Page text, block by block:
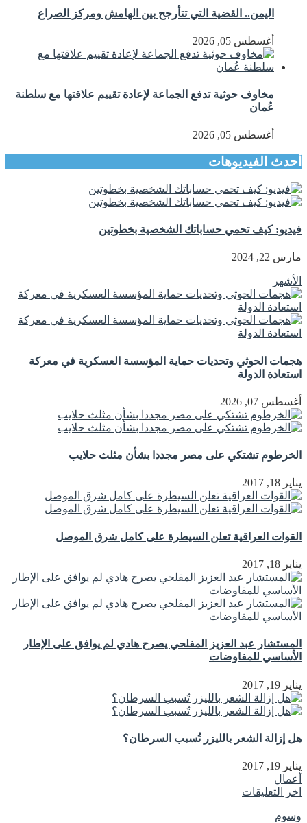
اليمن.. القضية التي تتأرجح بين الهامش ومركز الصراع
أغسطس 05, 2026
مخاوف حوثية تدفع الجماعة لإعادة تقييم علاقتها مع سلطنة
عُمان
أغسطس 05, 2026
أحدث الفيديوهات
فيديو: كيف تحمي حساباتك الشخصية بخطوتين
مارس 22, 2024
الأشهر
هجمات الحوثي وتحديات حماية المؤسسة العسكرية في معركة
استعادة الدولة
أغسطس 07, 2026
الخرطوم تشتكي على مصر مجددا بشأن مثلث حلايب
يناير 18, 2017
القوات العراقية تعلن السيطرة على كامل شرق الموصل
يناير 18, 2017
المستشار عبد العزيز المفلحي يصرح هادي لم يوافق على الإطار
الأساسي للمفاوضات
يناير 19, 2017
هل إزالة الشعر بالليزر تُسبب السرطان؟
يناير 19, 2017
أعمال
اخر التعليقات
وسوم